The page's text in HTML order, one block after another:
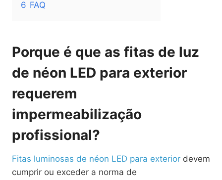
6 FAQ
Porque é que as fitas de luz
de néon LED para exterior
requerem
impermeabilização
profissional?
Fitas luminosas de néon LED para exterior devem
cumprir ou exceder a norma de